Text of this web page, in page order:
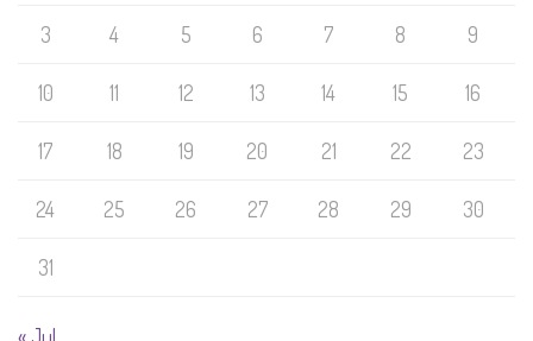
3 4 5 6 7 8 9
10 11 12 13 14 15 16
17 18 19 20 21 22 23
24 25 26 27 28 29 30
31